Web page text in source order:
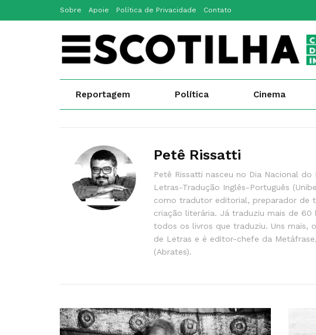
Sobre Apoie Política de Privacidade Contato
Reportagem Política Cinema
Petê Rissatti
Petê Rissatti nasceu no Dia Nacional
Letras-Tradução Inglês-Português
como tradutor editorial, preparador de
criação literária. Já traduziu mais de
todos os livros que traduziu. Uns mais,
de Letras e é editor-chefe da
(Abrates).